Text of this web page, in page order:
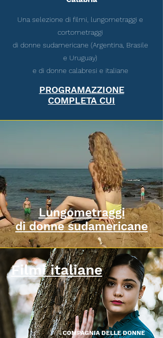
Una selezione di filmi, lungometraggi e
cortometraggi
di donne sudamericane (Argentina, Brasile
e Uruguay)
e di donne calabresi e italiane
PROGRAMAZZIONE
COMPLETA CUI
Lungometraggi
di donne sudamericane
Filmi italiane
COMPAGNIA DELLE DONNE